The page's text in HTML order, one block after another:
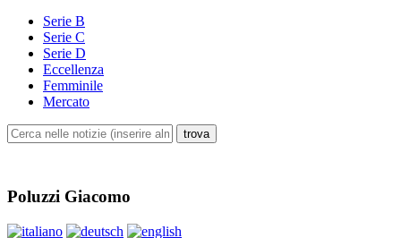
Serie B
Serie C
Serie D
Eccellenza
Femminile
Mercato
Poluzzi Giacomo